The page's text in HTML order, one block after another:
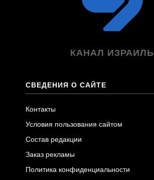
КАНАЛ ИЗРАИЛЬ
СВЕДЕНИЯ О САЙТЕ
Контакты
Условия пользования сайтом
Состав редакции
Заказ рекламы
Политика конфиденциальности